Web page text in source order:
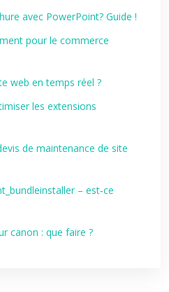
avec PowerPoint? Guide !
pour le commerce
web en temps réel ?
les extensions
de maintenance de site
– est‑ce
canon : que faire ?